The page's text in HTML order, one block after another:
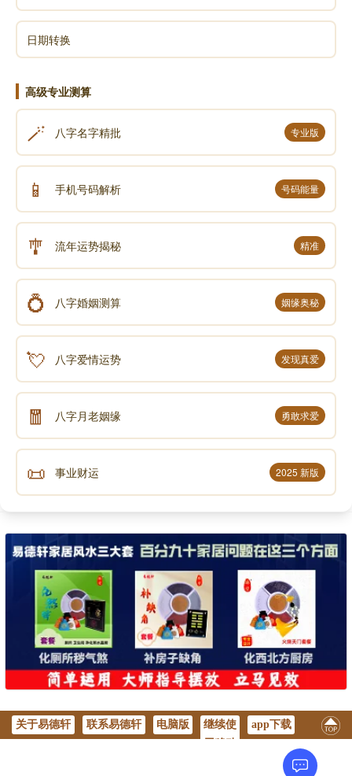
日期转换
高级专业测算
🪄 八字名字精批 专业版
📱 手机号码解析 号码能量
🎐 流年运势揭秘 精准
💍 八字婚姻测算 姻缘奥秘
💘 八字爱情运势 发现真爱
🧧 八字月老姻缘 勇敢求爱
📜 事业财运 2025 新版
关于易德轩 联系易德轩 电脑版
继续使
app下载